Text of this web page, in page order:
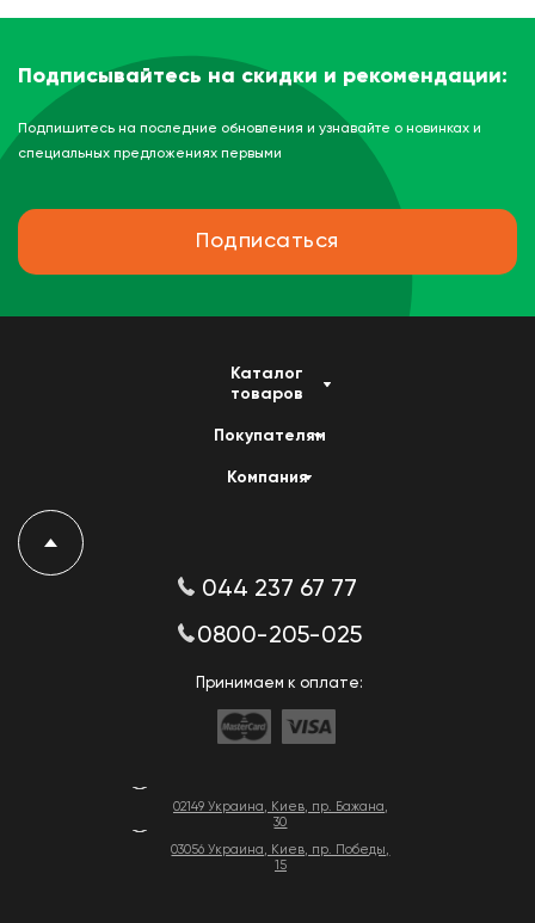
Подписывайтесь на скидки и рекомендации:
Подпишитесь на последние обновления и узнавайте о новинках и
специальных предложениях первыми
Подписаться
02149 Украина, Киев, пр. Бажана,
30
03056 Украина, Киев, пр. Победы,
15
Каталог
товаров
Покупателям
Компания
044 237 67 77
0800-205-025
Принимаем к оплате: